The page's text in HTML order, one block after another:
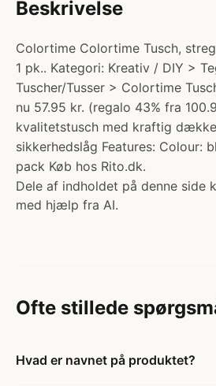
Beskrivelse
Colortime Colortime Tusch,
1 pk.. Kategori: Kreativ / DIY >
Tuscher/Tusser > Colortime
nu 57.95 kr. (regalo 43% fra
kvalitetstusch med kraftig
sikkerhedslåg Features: Colour:
pack Køb hos Rito.dk.
Dele af indholdet på denne side
med hjælp fra AI.
Ofte stillede
Hvad er navnet på produktet?